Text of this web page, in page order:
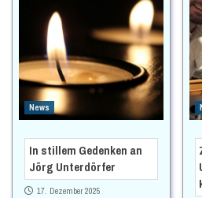
News
In stillem Gedenken an
Jörg Unterdörfer
17. Dezember 2025